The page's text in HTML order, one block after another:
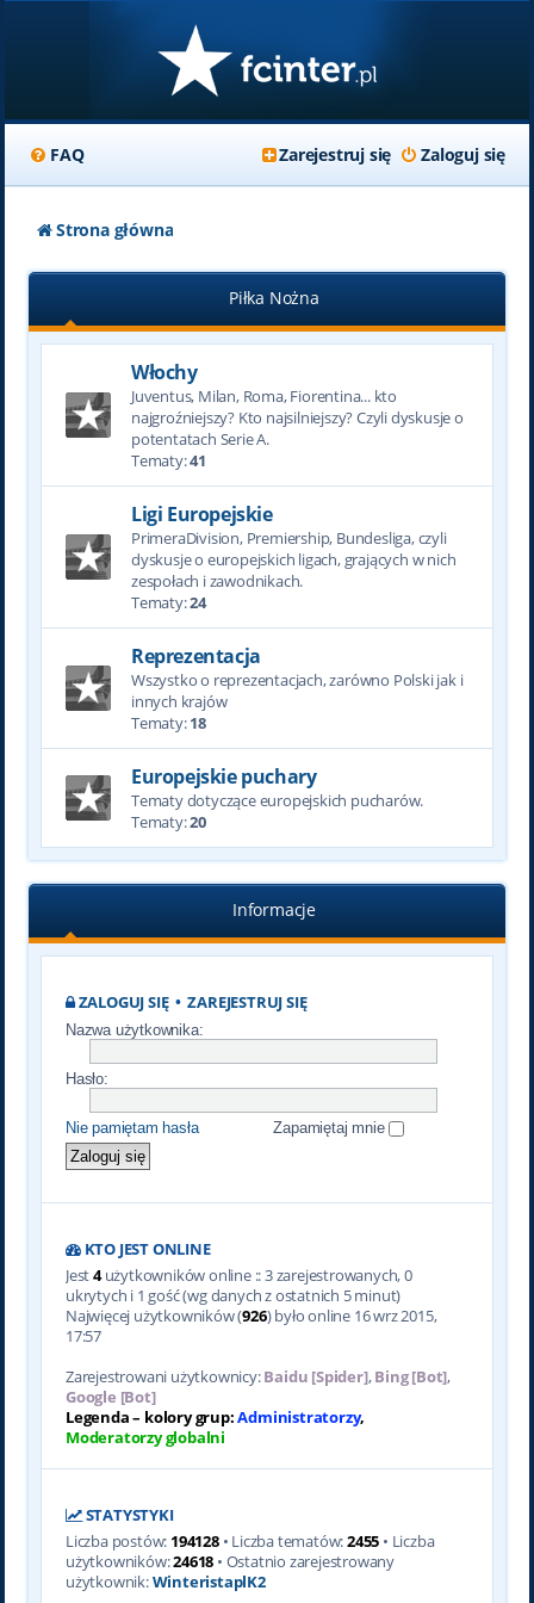
FAQ Zaloguj się
Zarejestruj się
Strona główna
Piłka Nożna
Włochy
Juventus, Milan, Roma, Fiorentina... kto
najgroźniejszy? Kto najsilniejszy? Czyli dyskusje o
potentatach Serie A.
Tematy:41
Ligi Europejskie
PrimeraDivision, Premiership, Bundesliga, czyli
dyskusje o europejskich ligach, grających w nich
zespołach i zawodnikach.
Tematy:24
Reprezentacja
Wszystko o reprezentacjach, zarówno Polski jak i
innych krajów
Tematy:18
Europejskie puchary
Tematy dotyczące europejskich pucharów.
Tematy:20
Informacje
ZALOGUJ SIĘ•ZAREJESTRUJ SIĘ
Nazwa użytkownika:
Hasło:
Nie pamiętam hasła Zapamiętaj mnie
KTO JEST ONLINE
Jest4użytkowników online :: 3 zarejestrowanych, 0
ukrytych i 1 gość (wg danych z ostatnich 5 minut)
Najwięcej użytkowników (926) było online 16 wrz 2015,
17:57
Zarejestrowani użytkownicy:Baidu [Spider],Bing [Bot],
Google [Bot]
Legenda – kolory grup:Administratorzy,
Moderatorzy globalni
STATYSTYKI
Liczba postów: 194128• Liczba tematów:2455 • Liczba
użytkowników:24618 • Ostatnio zarejestrowany
użytkownik:WinteristaplK2